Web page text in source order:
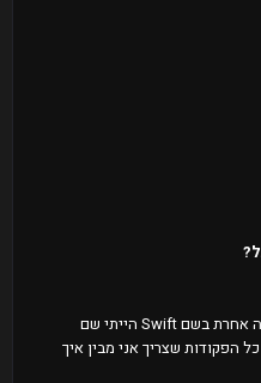
מדוע לבחור בי הייתי בקהילה אחרת בשם Swift הייתי שם
הפקודות שצריך אני מבין איך